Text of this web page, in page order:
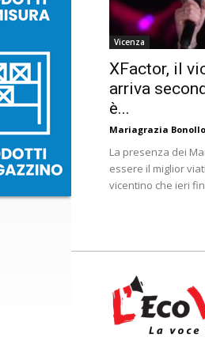
Vicenza
XFactor, il
arriva
è...
Mariagrazia Bonollo
La presenza dei
essere il miglior
vicentino che ieri